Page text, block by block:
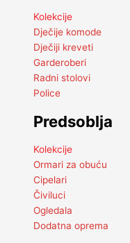
Kolekcije
Dječije komode
Dječiji kreveti
Garderoberi
Radni stolovi
Police
Predsoblja
Kolekcije
Ormari za obuću
Cipelari
Čiviluci
Ogledala
Dodatna oprema